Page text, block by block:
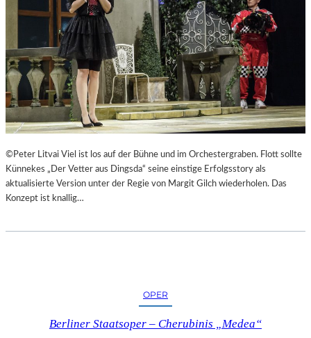
©Peter Litvai Viel ist los auf der Bühne und im Orchestergraben. Flott sollte
Künnekes „Der Vetter aus Dingsda“ seine einstige Erfolgsstory als
aktualisierte Version unter der Regie von Margit Gilch wiederholen. Das
Konzept ist knallig…
OPER
Berliner Staatsoper – Cherubinis „Medea“